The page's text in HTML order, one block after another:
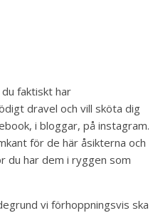
faktiskt har
dravel och vill sköta dig
i bloggar, på instagram.
för de här åsikterna och
du har dem i ryggen som
vi förhoppningsvis ska